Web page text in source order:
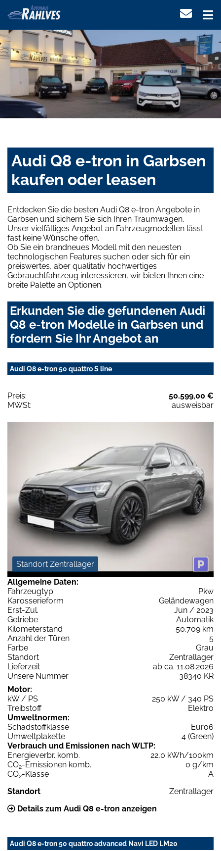
Audi Q8 e-tron in Garbsen
kaufen oder leasen
Entdecken Sie die besten Audi Q8 e-tron Angebote in
Garbsen und sichern Sie sich Ihren Traumwagen.
Unser vielfältiges Angebot an Fahrzeugmodellen lässt
fast keine Wünsche offen.
Ob Sie ein brandneues Modell mit den neuesten
technologischen Features suchen oder sich für ein
preiswertes, aber qualitativ hochwertiges
Gebrauchtfahrzeug interessieren, wir bieten Ihnen eine
breite Palette an Optionen.
Erkunden Sie die gefundenen Audi
Q8 e-tron Modelle in Garbsen und
fordern Sie Ihr Angebot an
Audi Q8 e-tron 50 quattro S line
Preis:
50.599,00 €
MWSt:
ausweisbar
Standort Zentrallager
Allgemeine Daten:
Fahrzeugtyp
Pkw
Karosserieform
Geländewagen
Erst-Zul.
Jun / 2023
Getriebe
Automatik
Kilometerstand
50.709 km
Anzahl der Türen
5
Farbe
Grau
Standort
Zentrallager
Lieferzeit
ab ca. 11.08.2026
Unsere Nummer
38340 KR
Motor:
kW / PS
250 kW / 340 PS
Treibstoff
Elektro
Umweltnormen:
Schadstoffklasse
Euro6
Umweltplakette
4 (Green)
Verbrauch und Emissionen nach WLTP:
Energieverbr. komb.
22,0 kWh/100km
CO2-Emissionen komb.
0 g/km
CO2-Klasse
A
Standort
Zentrallager
Details zum Audi Q8 e-tron anzeigen
Audi Q8 e-tron 50 quattro advanced Navi LED LM20